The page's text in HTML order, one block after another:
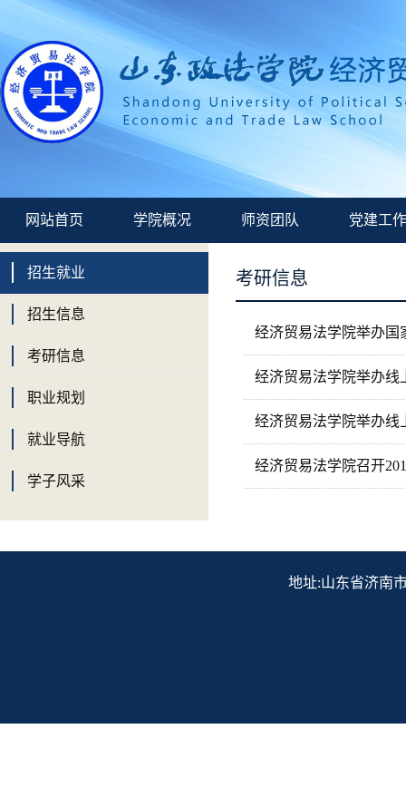
网站首页 学院概况 师资团队 党建工作
招生就业
招生信息
考研信息
职业规划
就业导航
学子风采
考研信息
经济贸易法学院举办国
经济贸易法学院举办线
经济贸易法学院举办线
经济贸易法学院召开
地址:山东省济南